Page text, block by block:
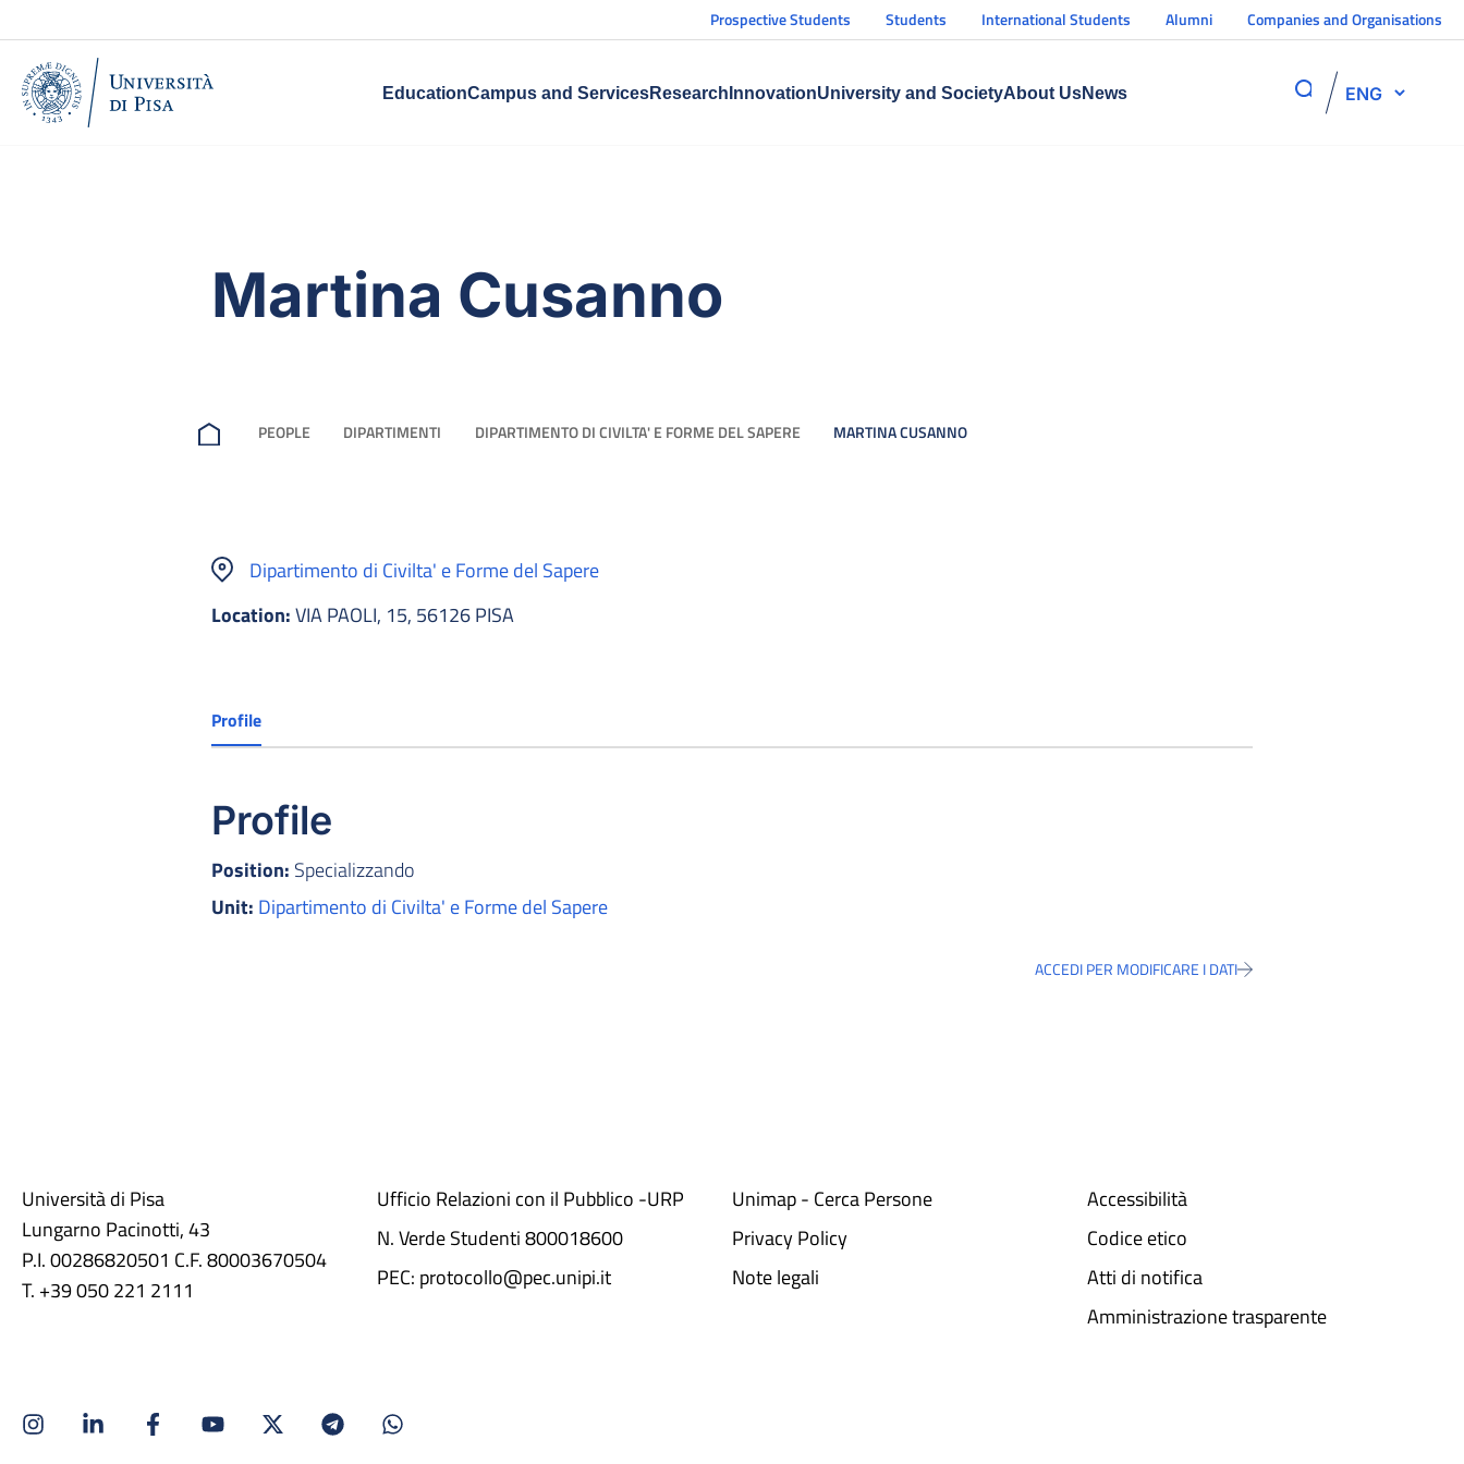
Prospective Students Students International Students Alumni Companies and Organisations
EducationCampus and ServicesResearch InnovationUniversity and SocietyAbout UsNews ENG
Martina Cusanno
PEOPLE DIPARTIMENTI DIPARTIMENTO DI CIVILTA' E FORME DEL SAPERE MARTINA CUSANNO
Dipartimento di Civilta' e Forme del Sapere
Location:VIA PAOLI, 15, 56126 PISA
Profile
Profile
Position: Specializzando
Unit: Dipartimento di Civilta' e Forme del Sapere
ACCEDI PER MODIFICARE I DATI
Università di Pisa
Lungarno Pacinotti, 43
P.I. 00286820501 C.F. 80003670504
T. +39 050 221 2111
Ufficio Relazioni con il Pubblico -URP
N. Verde Studenti 800018600​
PEC: protocollo@pec.unipi.it
Unimap - Cerca Persone
Privacy Policy
Note legali
Accessibilità
Codice etico
Atti di notifica
Amministrazione trasparente